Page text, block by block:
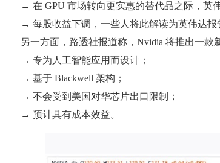
→ 在 GPU 市场转向更实惠的替代品之际，英
→ 每股收益下调，一些人将此解读为英伟达报
另一方面，路透社报道称，Nvidia 将推出一款
→ 专为人工智能应用而设计；
→ 基于 Blackwell 架构；
→ 不会受到美国对华芯片出口限制；
→ 预计具有成本效益。